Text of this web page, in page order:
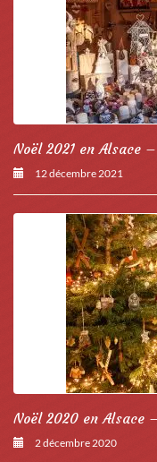
Noël 2021 en Alsace
12 décembre 2021
Noël 2020 en Alsace
2 décembre 2020